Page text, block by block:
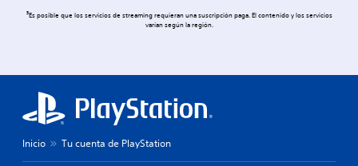
3Es posible que los servicios de streaming requieran una suscripción paga. El contenido y los servicios
varían según la región.
Inicio Tu cuenta de PlayStation